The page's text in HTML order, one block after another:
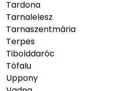
Tardona
Tarnalelesz
Tarnaszentmária
Terpes
Tibolddaróc
Tófalu
Uppony